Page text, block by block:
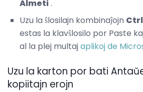
Almeti.
Uzu la ŝlosilajn kombinaĵojn Ctrl
estas la klavŝlosilo por Paste
al la plej multajaplikoj de
Uzu la karton por bati
kopiitajn erojn